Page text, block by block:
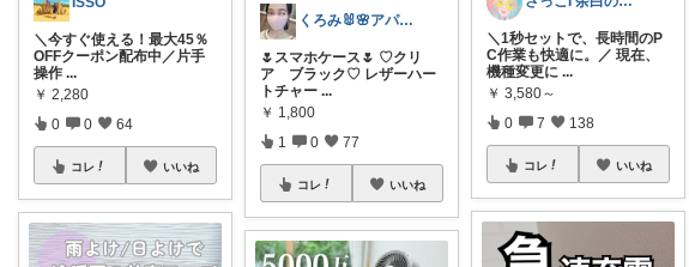
＼今すぐ使える！最大45％
OFFクーポン配布中／ ​片手
操作 ...
￥ 2,280
0 0 64
コレ いいね
くろみ🐰🌸アパレル✨
🌷スマホケース🌷 ♡クリ
ア ブラック♡ レザーハー
トチャー ...
￥ 1,800
1 0 77
コレ いいね
＼1秒セットで、長時間のP
C作業も快適に。／ 現在、
機種変更に ...
￥ 3,580～
0 7 138
コレ いいね